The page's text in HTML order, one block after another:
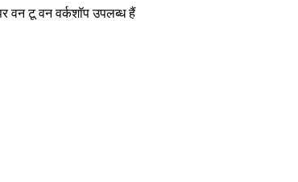
वन टू वन वर्कशॉप उपलब्ध हैं